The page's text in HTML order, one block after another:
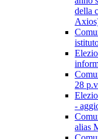
della
28
-
alias